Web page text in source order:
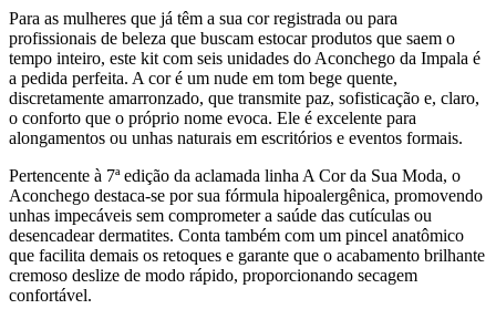
Para as mulheres que já têm a sua cor registrada ou para
profissionais de beleza que buscam estocar produtos que saem o
tempo inteiro, este kit com seis unidades do Aconchego da Impala é
a pedida perfeita. A cor é um nude em tom bege quente,
discretamente amarronzado, que transmite paz, sofisticação e, claro,
o conforto que o próprio nome evoca. Ele é excelente para
alongamentos ou unhas naturais em escritórios e eventos formais.
Pertencente à 7ª edição da aclamada linha A Cor da Sua Moda, o
Aconchego destaca-se por sua fórmula hipoalergênica, promovendo
unhas impecáveis sem comprometer a saúde das cutículas ou
desencadear dermatites. Conta também com um pincel anatômico
que facilita demais os retoques e garante que o acabamento brilhante
cremoso deslize de modo rápido, proporcionando secagem
confortável.